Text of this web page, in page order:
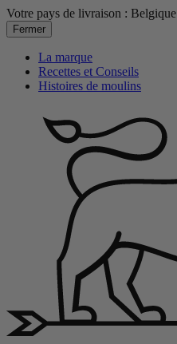
Votre pays de livraison : Belgique
Fermer
La marque
Recettes et Conseils
Histoires de moulins